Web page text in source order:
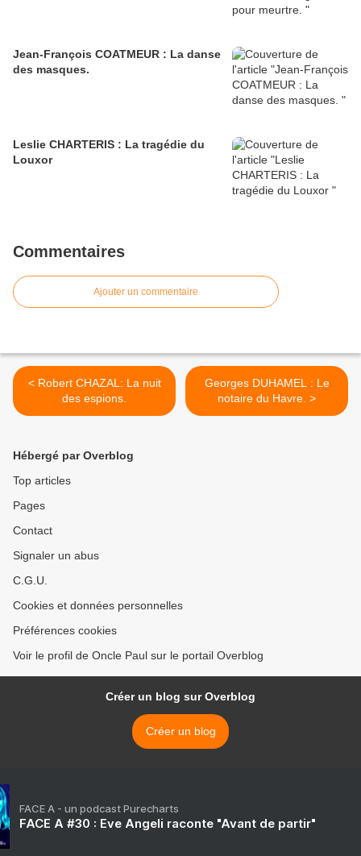
Jean-François COATMEUR : La danse
des masques.
Leslie CHARTERIS : La tragédie du
Louxor
Commentaires
Ajouter un commentaire
< Robert CHAZAL: La nuit
des espions.
Georges DUHAMEL : Le
notaire du Havre. >
Hébergé par Overblog
Top articles
Pages
Contact
Signaler un abus
C.G.U.
Cookies et données personnelles
Préférences cookies
Voir le profil de Oncle Paul sur le portail Overblog
Créer un blog sur Overblog
Créer un blog
FACE A - un podcast Purecharts
FACE A #30 : Eve Angeli raconte "Avant de partir"